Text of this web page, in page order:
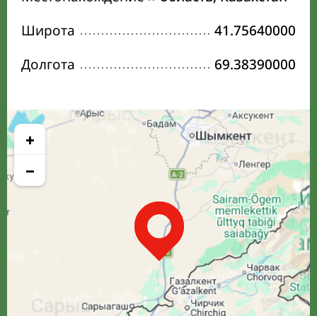
Широта
41.75640000
Долгота
69.38390000
+
−